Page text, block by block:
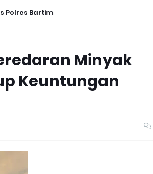
Polres Bartim
Minyak
Keuntungan